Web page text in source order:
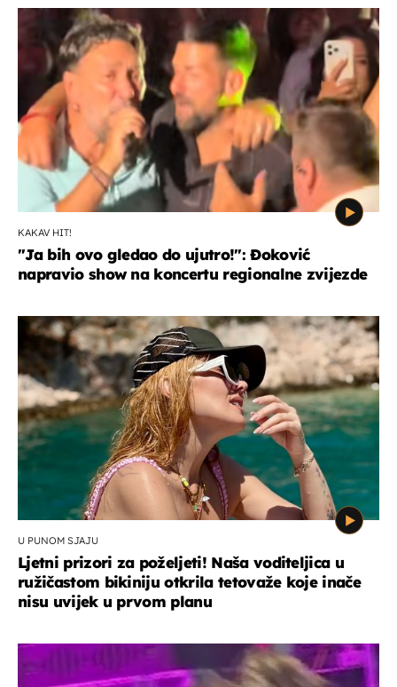
KAKAV HIT!
"Ja bih ovo gledao do ujutro!": Đoković
napravio show na koncertu regionalne zvijezde
U PUNOM SJAJU
Ljetni prizori za poželjeti! Naša voditeljica u
ružičastom bikiniju otkrila tetovaže koje inače
nisu uvijek u prvom planu